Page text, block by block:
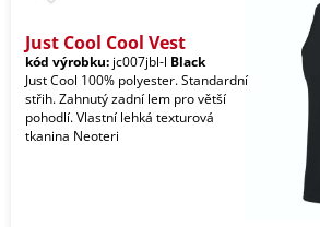
Just Cool Cool Vest
kód výrobku: jc007jbl-l Black
Just Cool 100% polyester. Standardní
střih. Zahnutý zadní lem pro větší
pohodlí. Vlastní lehká texturová
tkanina Neoteri